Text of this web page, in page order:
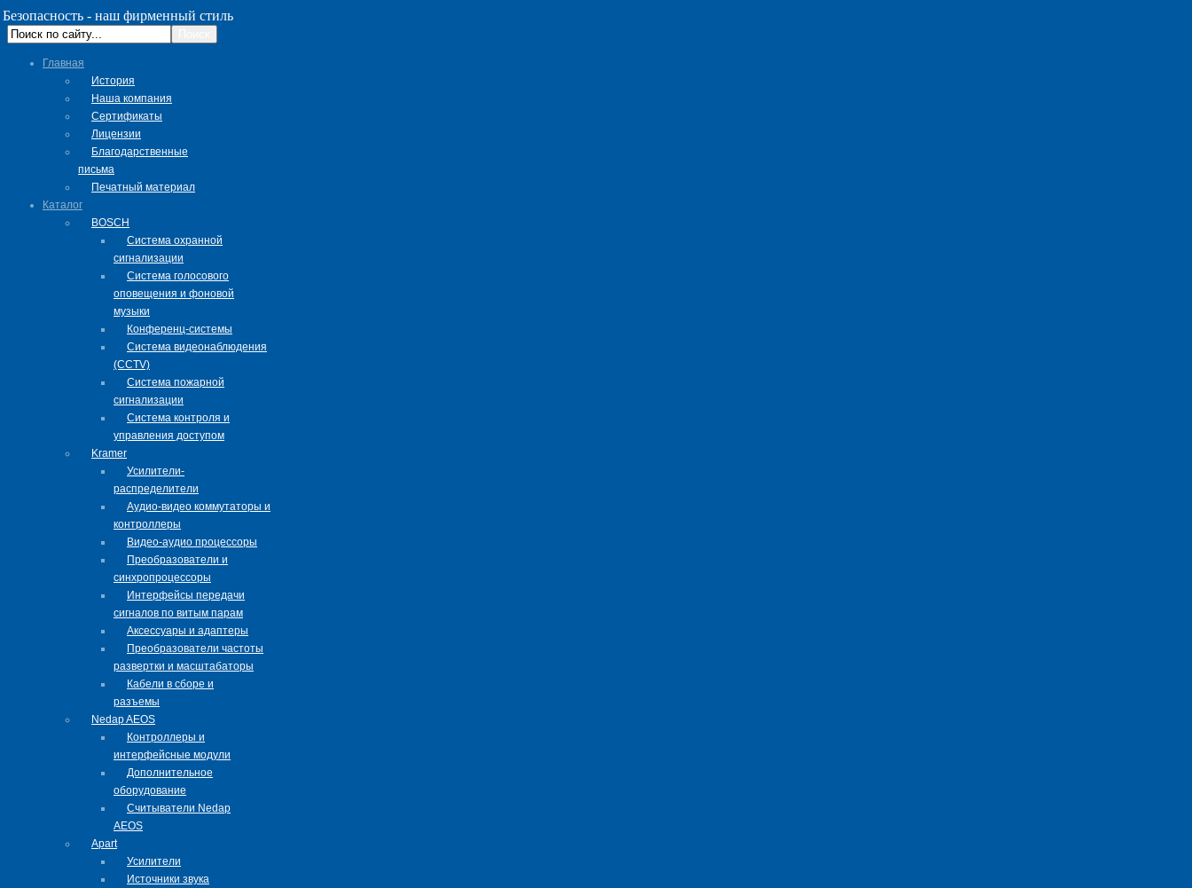
Безопасность - наш фирменный стиль
Главная
История
Наша компания
Сертификаты
Лицензии
Благодарственные
письма
Печатный материал
Каталог
BOSCH
Система охранной
сигнализации
Система голосового
оповещения и фоновой
музыки
Конференц-системы
Система видеонаблюдения
(CCTV)
Система пожарной
сигнализации
Система контроля и
управления доступом
Kramer
Усилители-
распределители
Аудио-видео коммутаторы и
контроллеры
Видео-аудио процессоры
Преобразователи и
синхропроцессоры
Интерфейсы передачи
сигналов по витым парам
Аксессуары и адаптеры
Преобразователи частоты
развертки и масштабаторы
Кабели в сборе и
разъемы
Nedap AEOS
Контроллеры и
интерфейсные модули
Дополнительное
оборудование
Cчитыватели Nedap
AEOS
Apart
Усилители
Источники звука